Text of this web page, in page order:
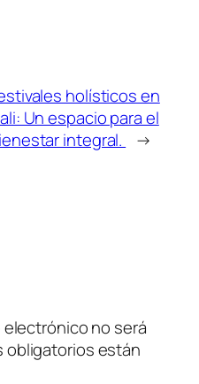
holísticos en
Un espacio para el
integral.
→
no será
obligatorios están